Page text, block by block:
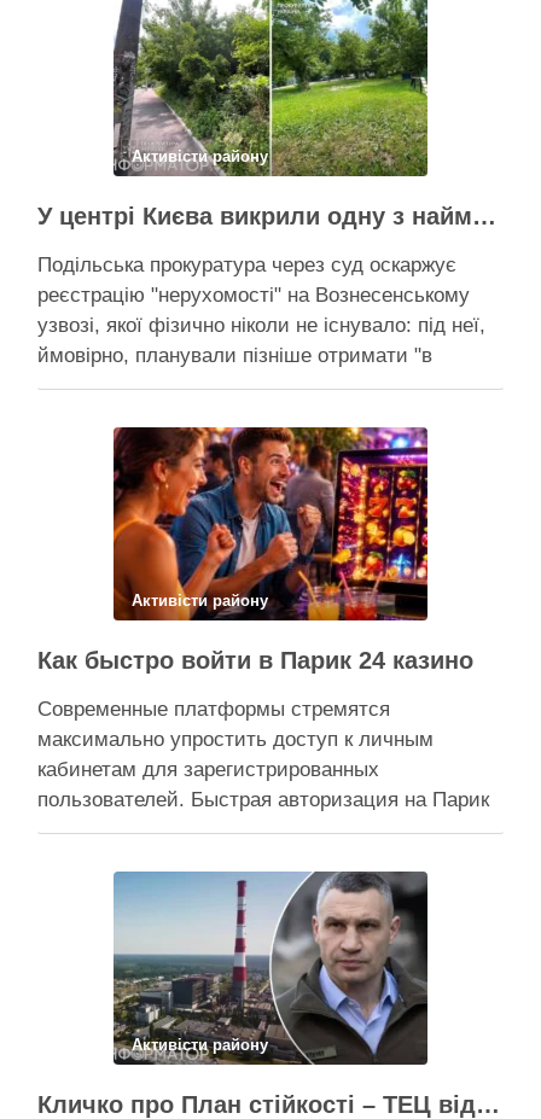
Активісти району
У центрі Києва викрили одну з наймасштабніших туалетних схем з фіктивним будинком
Подільська прокуратура через суд оскаржує
реєстрацію "нерухомості" на Вознесенському
узвозі, якої фізично ніколи не існувало: під неї,
ймовірно, планували пізніше отримати "в
обслуговування" земельну ділянку Прокуратура
за допомогою якої ділки, ймовірно, планували
забудувати зелені схили Подільська окружна
прокуратура міста Києва подала до суду …
Поділитися у соцмережах:
Активісти району
Как быстро войти в Парик 24 казино
Современные платформы стремятся
максимально упростить доступ к личным
кабинетам для зарегистрированных
пользователей. Быстрая авторизация на Парик
24 казино позволяет клиентам мгновенно
управлению своим игровым счетом. Безопасная
система авторизации надежно защищает
персональные данные, сохраняя высокую
скорость обработки запросов при каждом входе.
Процесс входа оптимизирован под любые …
Поділитися у соцмережах:
Активісти району
Кличко про План стійкості – ТЕЦ відновили вже на 65%, будується захист ІІ рівня